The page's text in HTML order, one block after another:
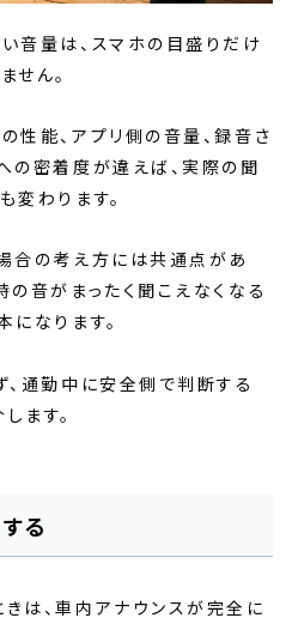
音量は、スマホの目盛りだけ
せん。
性能、アプリ側の音量、録音さ
の密着度が違えば、実際の聞
変わります。
合の考え方には共通点があ
の音がまったく聞こえなくなる
になります。
、通勤中に安全側で判断する
ます。
る
は、車内アナウンスが完全に